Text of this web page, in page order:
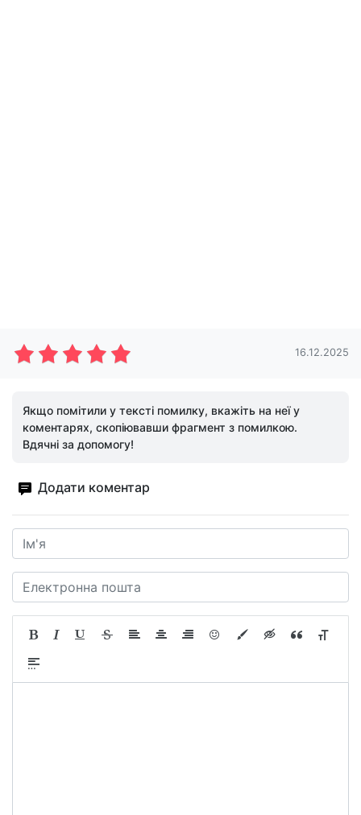
16.12.2025
Якщо помітили у тексті помилку, вкажіть на неї у
коментарях, скопіювавши фрагмент з помилкою.
Вдячні за допомогу!
Додати коментар